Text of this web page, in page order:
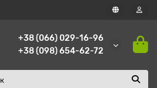
+38 (066) 029-16-96
+38 (098) 654-62-72